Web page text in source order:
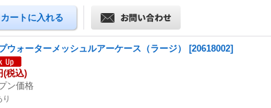
ウォーターメッシュルアーケース（ラージ） [20618002]
(税込)
ン価格
り